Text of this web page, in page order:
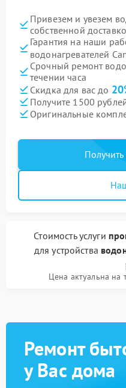
Привезем и увезем
собственной
Гарантия на наши
водонагревателей
Срочный ремонт
течении часа
Скидка для вас до
Получите 1500
Оригинальные
Стоимость услуги
для устройства
Цена актуальна на
Ремонт
у Вас дома